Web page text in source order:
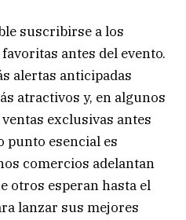
suscribirse a los
antes del evento.
alertas anticipadas
atractivos y, en algunos
exclusivas antes
punto esencial es
comercios adelantan
otros esperan hasta el
lanzar sus mejores